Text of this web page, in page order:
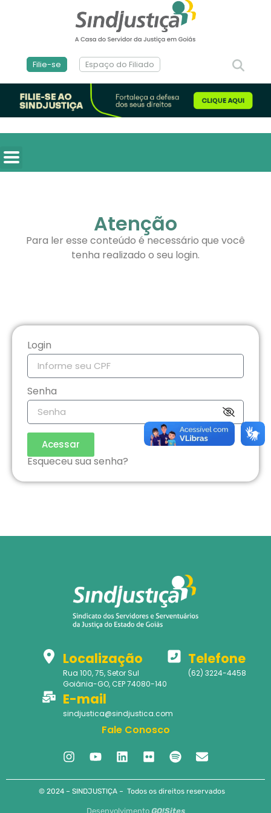
Filie-se Espaço do Filiado
Atenção
Para ler esse conteúdo é necessário que você
tenha realizado o seu login.
Login
Senha
Acessar
Esqueceu sua senha?
Localização
Rua 100, 75, Setor Sul
Goiânia-GO, CEP 74080-140
Telefone
(62) 3224-4458
E-mail
sindjustica@sindjustica.com
Fale Conosco
© 2024 – SINDJUSTIÇA – Todos os direitos reservados
Desenvolvimento GO!Sites